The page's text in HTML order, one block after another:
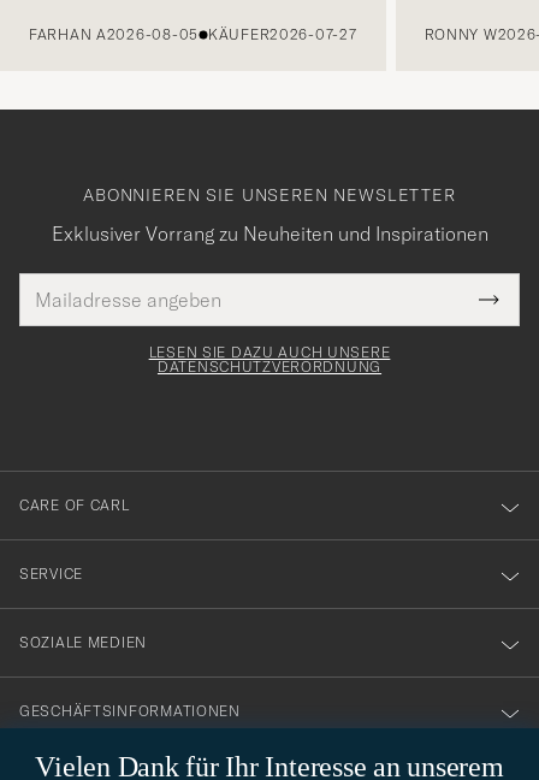
FARHAN A2026-08-05 KÄUFER2026-07-27 RONNY W
Vielen Dank für Ihr Interesse an unserem
ABONNIEREN SIE UNSEREN NEWSLETTER
Exklusiver Vorrang zu Neuheiten und Inspirationen
Mail
Adresse
Tack
för
dig
till
vårt
nyhetsbrev!
LESEN SIE DAZU AUCH UNSERE
DATENSCHUTZVERORDNUNG
CARE OF CARL
SERVICE
SOZIALE MEDIEN
GESCHÄFTSINFORMATIONEN